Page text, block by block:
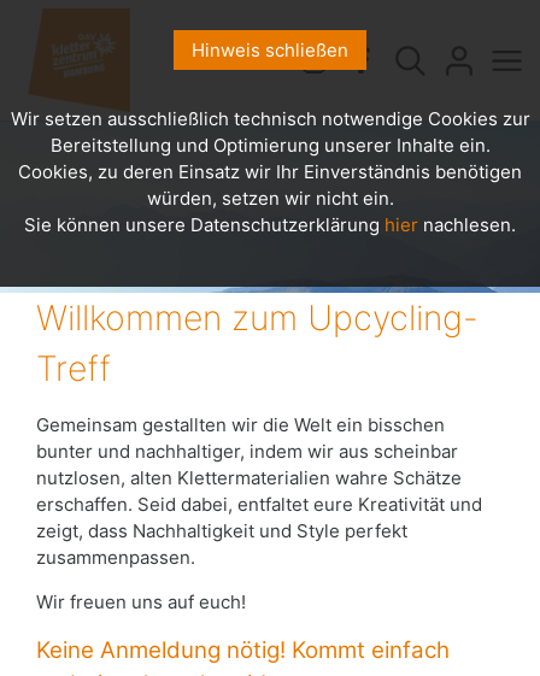
Willkommen zum Upcycling-
Treff
Gemeinsam gestallten wir die Welt ein bisschen
bunter und nachhaltiger, indem wir aus scheinbar
nutzlosen, alten Klettermaterialien wahre Schätze
erschaffen. Seid dabei, entfaltet eure Kreativität und
zeigt, dass Nachhaltigkeit und Style perfekt
zusammenpassen.
Wir freuen uns auf euch!
Keine Anmeldung nötig! Kommt einfach
Hinweis schließen
Wir setzen ausschließlich technisch notwendige Cookies zur
Bereitstellung und Optimierung unserer Inhalte ein.
Cookies, zu deren Einsatz wir Ihr Einverständnis benötigen
würden, setzen wir nicht ein.
Sie können unsere Datenschutzerklärung hier nachlesen.